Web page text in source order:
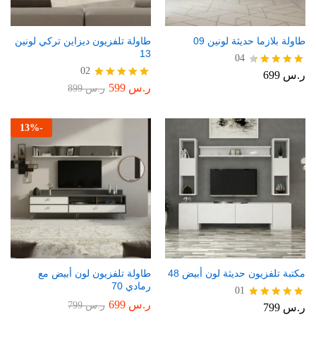
طاولة بلازما حديثة لونين 09
تم التقييم
04
ر.س
طاولة تلفزيون ديزاين تركي لونين
13
تم التقييم
02
ر.س ر.س899
مكتبة تلفزيون حديثة لون أبيض 48
تم التقييم
01
ر.س
-
13%
طاولة تلفزيون لون أبيض مع
رمادي 70
ر.س ر.س799